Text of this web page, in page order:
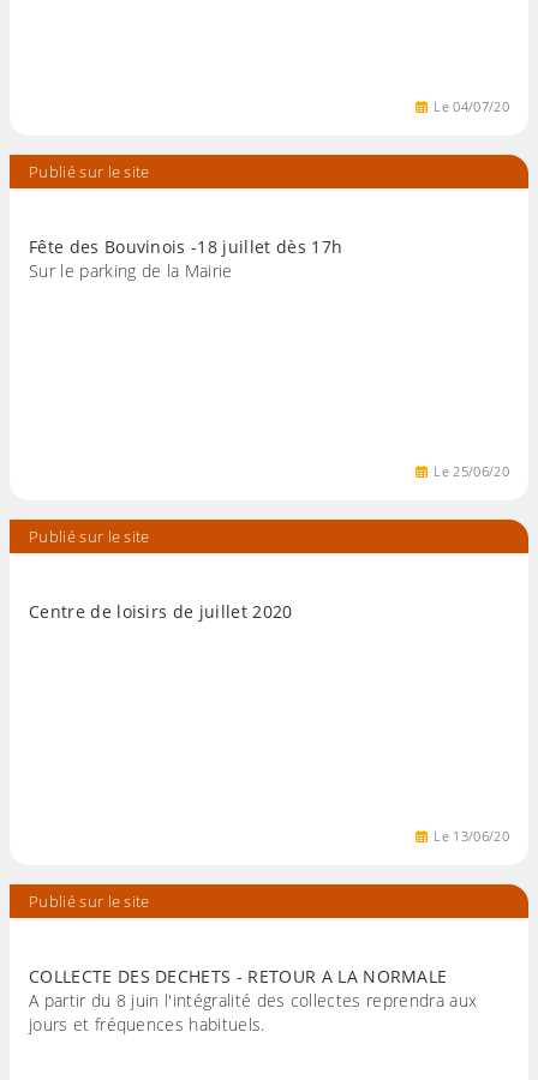
Le04/07/20
Publié sur le site
Fête des Bouvinois -18 juillet dès 17h
Sur le parking de la Mairie
Le25/06/20
Publié sur le site
Centre de loisirs de juillet 2020
Le 13/06/20
Publié sur le site
COLLECTE DES DECHETS - RETOUR A LA NORMALE
A partir du 8 juin l'intégralité des collectes reprendra aux
jours et fréquences habituels.